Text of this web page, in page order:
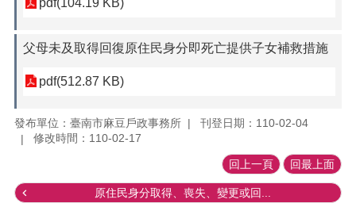
pdf(104.19 KB)
父母未及取得回復原住民身分即死亡提供子女補救措施
pdf(512.87 KB)
發布單位：臺南市麻豆戶政事務所
刊登日期：110-02-04
修改時間：110-02-17
回上一頁 回最上面
原住民身分取得、喪失、變更或回...